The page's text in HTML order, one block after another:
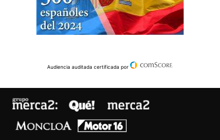
Audiencia auditada certificada por